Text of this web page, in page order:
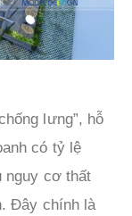
lưng”, hỗ
có tỷ lệ
nguy cơ thất
Đây chính là